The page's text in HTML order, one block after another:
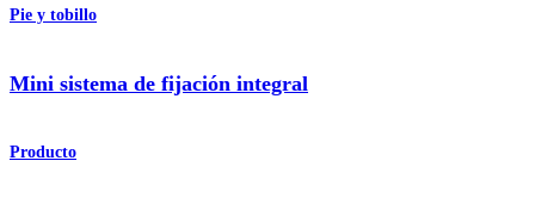
Pie y tobillo
Mini sistema de fijación integral
Producto